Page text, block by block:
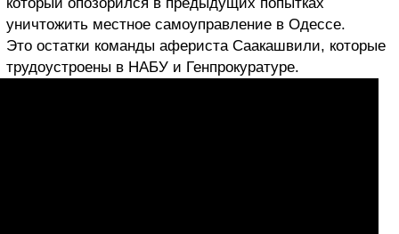
уничтожить местное самоуправление в Одессе.
Это остатки команды афериста Саакашвили, которые
трудоустроены в НАБУ и Генпрокуратуре.